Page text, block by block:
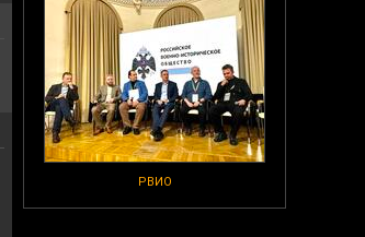
РВИО